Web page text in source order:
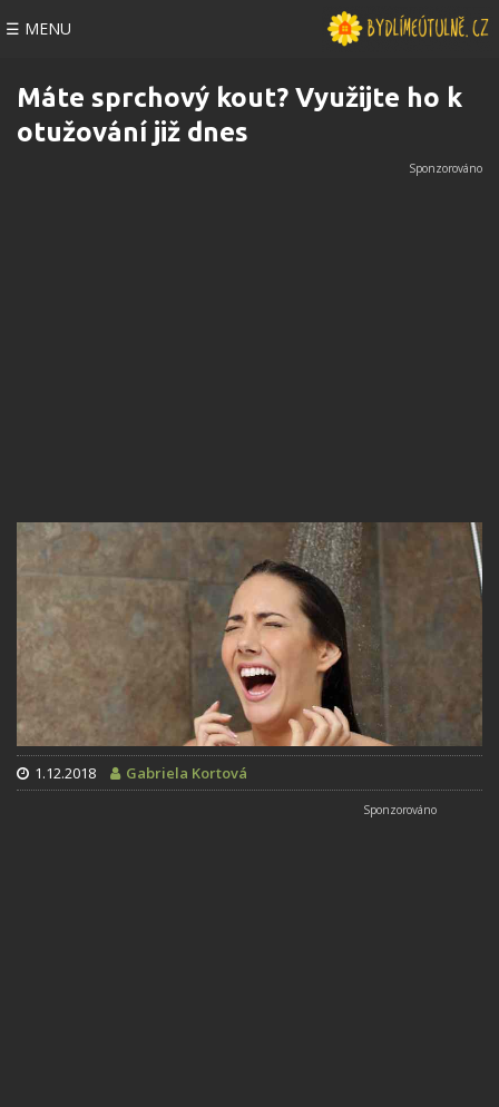
☰ MENU
Máte sprchový kout? Využijte ho k
otužování již dnes
1.12.2018 Gabriela Kortová